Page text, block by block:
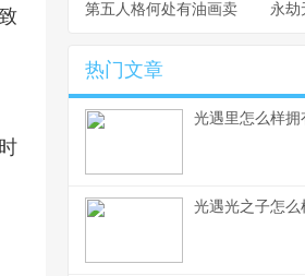
第五人格何处有油画卖 永劫
热门文章
光遇里怎么样拥
光遇光之子怎么